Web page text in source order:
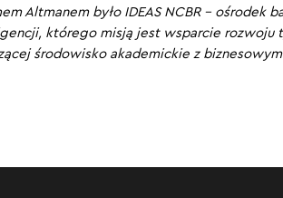
czeka nas w obliczu dynamicznego
AI? Czy sztuczna inteligencja
Jakie zagrożenia mogą wyniknąć z
Altmanem było IDEAS NCBR – ośrodek
którego misją jest wsparcie
środowisko akademickie z